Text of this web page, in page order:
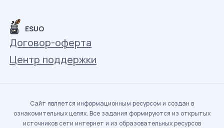
ESUO
Договор-оферта
Центр поддержки
Сайт является информационным ресурсом и создан в
ознакомительных целях. Все задания формируются из открытых
источников сети интернет и из образовательных ресурсов